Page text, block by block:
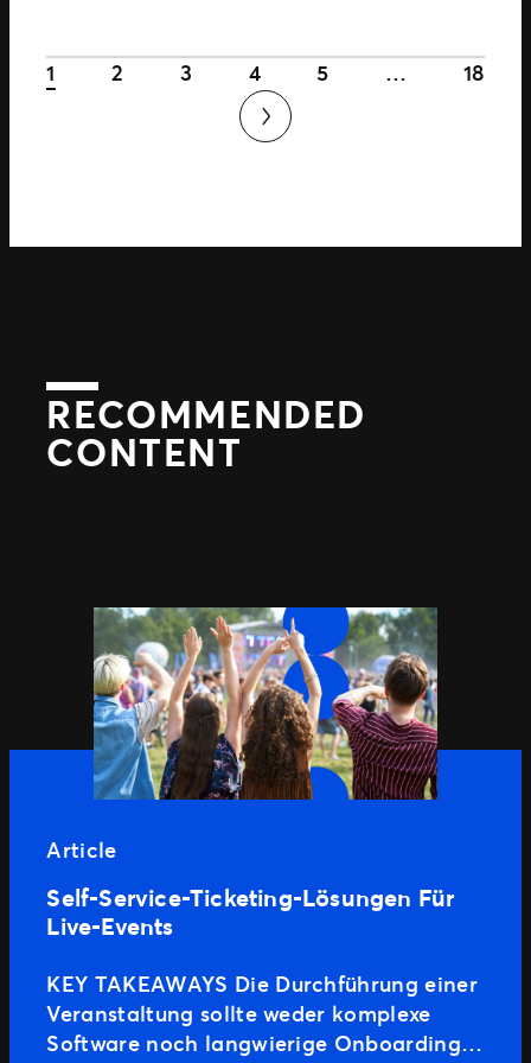
1 2 3 4 5 … 18
RECOMMENDED
CONTENT
Article
Self-Service-Ticketing-Lösungen Für
Live-Events
KEY TAKEAWAYS Die Durchführung einer
Veranstaltung sollte weder komplexe
Software noch langwierige Onboarding-